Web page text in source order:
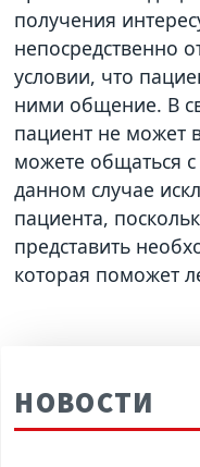
получения
непосредственно
условии, что
ними общение. В
пациент не может
можете общаться
данном случае
пациента,
представить
которая поможет
НОВОСТИ